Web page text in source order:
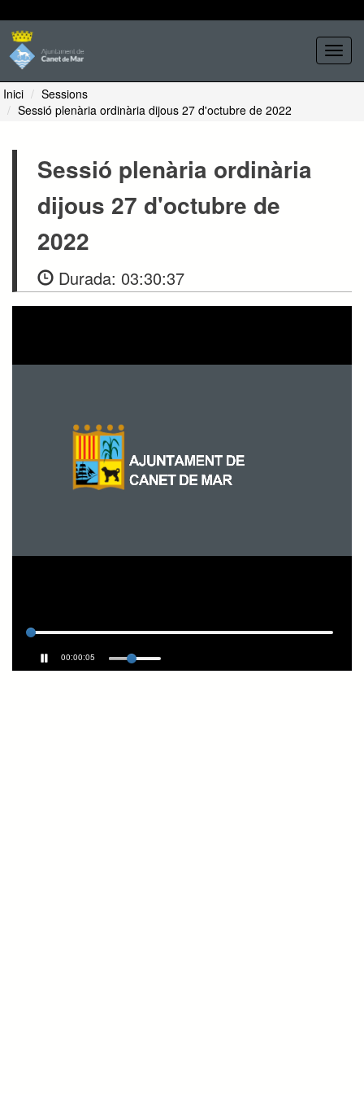
Inici
Sessions
Sessió plenària ordinària dijous 27 d'octubre de 2022
Sessió plenària ordinària
dijous 27 d'octubre de
2022
Durada: 03:30:37
00:00:05